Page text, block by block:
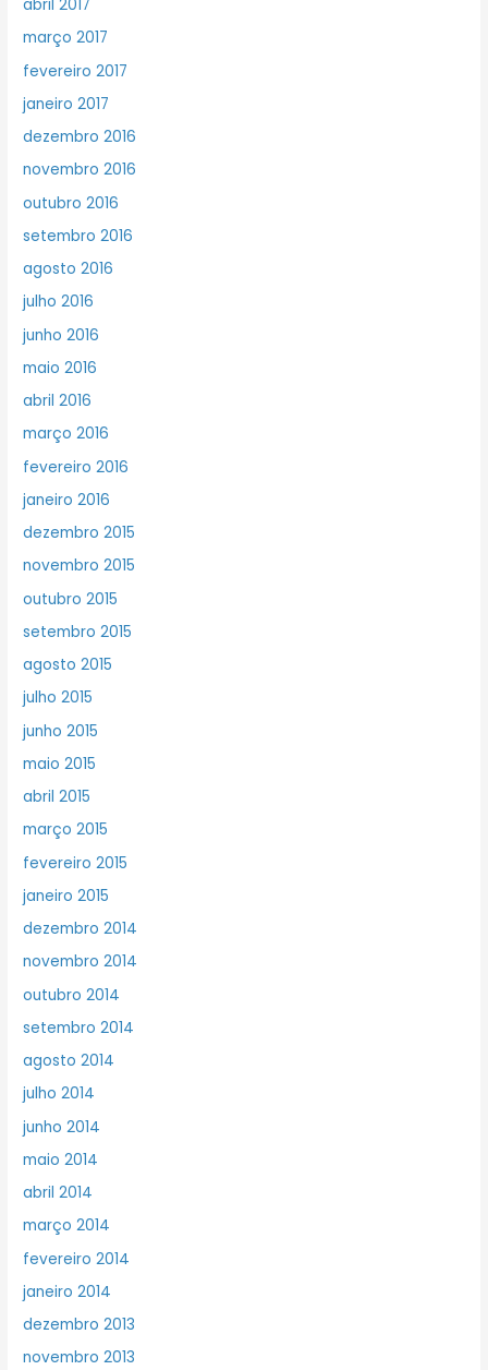
abril 2017
março 2017
fevereiro 2017
janeiro 2017
dezembro 2016
novembro 2016
outubro 2016
setembro 2016
agosto 2016
julho 2016
junho 2016
maio 2016
abril 2016
março 2016
fevereiro 2016
janeiro 2016
dezembro 2015
novembro 2015
outubro 2015
setembro 2015
agosto 2015
julho 2015
junho 2015
maio 2015
abril 2015
março 2015
fevereiro 2015
janeiro 2015
dezembro 2014
novembro 2014
outubro 2014
setembro 2014
agosto 2014
julho 2014
junho 2014
maio 2014
abril 2014
março 2014
fevereiro 2014
janeiro 2014
dezembro 2013
novembro 2013